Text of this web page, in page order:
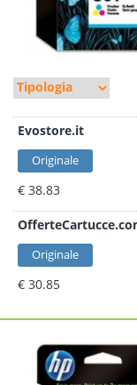
Evostore.it
Originale
€ 38.83
Originale
€ 30.85